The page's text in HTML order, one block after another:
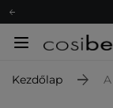
Kezdőlap